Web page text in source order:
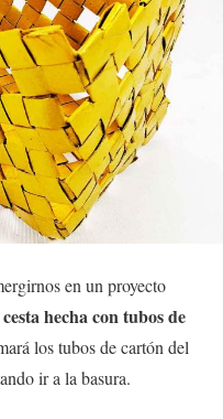
en un proyecto
cesta hecha con tubos de
los tubos de cartón del
ir a la basura.